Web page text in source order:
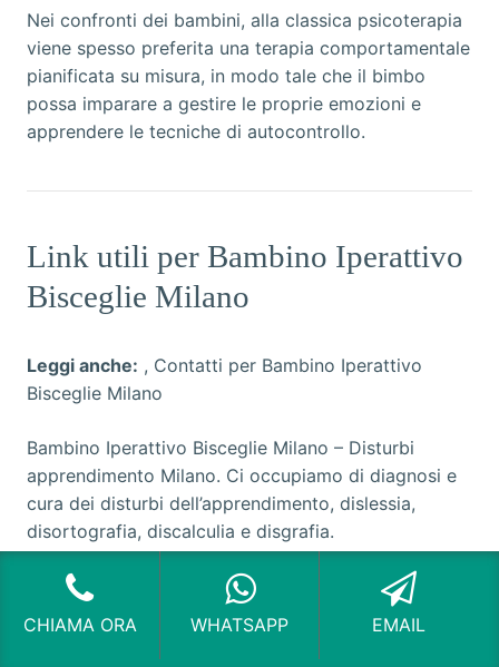
Nei confronti dei bambini, alla classica psicoterapia
viene spesso preferita una terapia comportamentale
pianificata su misura, in modo tale che il bimbo
possa imparare a gestire le proprie emozioni e
apprendere le tecniche di autocontrollo.
Link utili per Bambino Iperattivo
Bisceglie Milano
Leggi anche: , Contatti per Bambino Iperattivo
Bisceglie Milano
Bambino Iperattivo Bisceglie Milano – Disturbi
apprendimento Milano. Ci occupiamo di diagnosi e
cura dei disturbi dell’apprendimento, dislessia,
disortografia, discalculia e disgrafia.
CHIAMA ORA WHATSAPP EMAIL